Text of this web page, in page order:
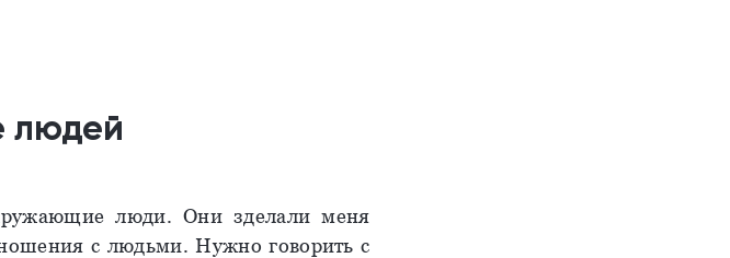
людей
люди. Они зделали меня
с людьми. Нужно говорить с